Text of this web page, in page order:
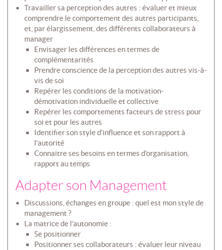
Travailler sa perception des autres : évaluer et mieux
comprendre le comportement des autres participants,
et, par élargissement, des différents collaborateurs à
manager
Envisager les différences en termes de
complémentarités
Prendre conscience de la perception des autres vis-à-
vis de soi
Repérer les conditions de la motivation-
démotivation individuelle et collective
Repérer les comportements facteurs de stress pour
soi et pour les autres
Identifier son style d’influence et son rapport à
l’autorité
Connaitre ses besoins en termes d’organisation,
rapport au temps
Adapter son Management
Discussions, échanges en groupe : quel est mon style de
management ?
La matrice de l’autonomie :
Se positionner
Positionner ses collaborateurs : évaluer leur niveau